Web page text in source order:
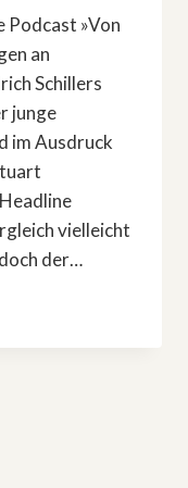
Podcast »Von
an
Schillers
junge
im Ausdruck
vielleicht
der…